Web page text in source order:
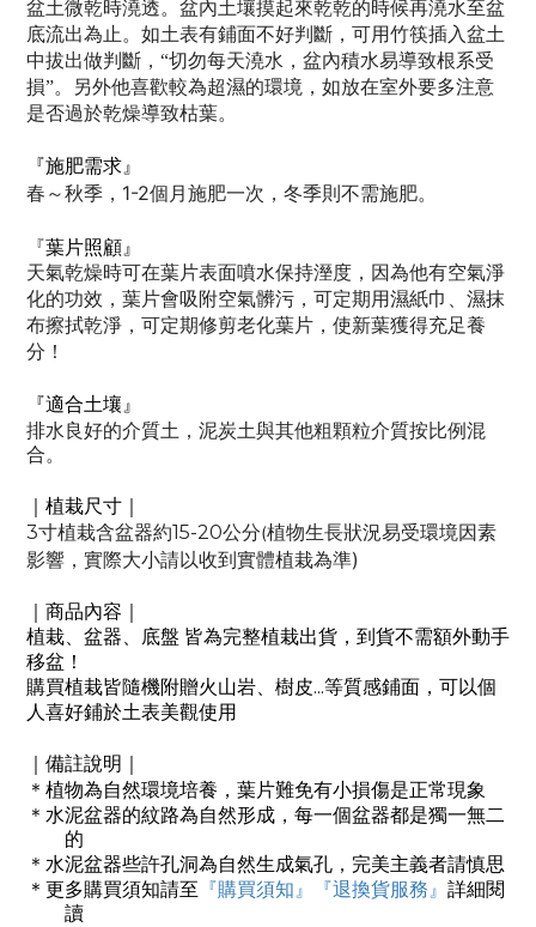
盆土微乾時澆透。盆內土壤摸起來乾乾的時候再澆水至盆
底流出為止。 如土表有鋪面不好判斷，可用竹筷插入盆土
中拔出做判斷，“切勿每天澆水，盆內積水易導致根系受
損”。
另外他喜歡較為超濕的環境，如放在室外要多注意
是否過於乾燥導致枯葉。
『施肥需求』
春～秋季，1-2個月施肥一次，冬季則不需施肥。
『葉片照顧』
天氣乾燥時可在葉片表面噴水保持溼度，因為他有空氣淨
化的功效，葉片會吸附空氣髒污，可定期用濕紙巾、濕抹
布擦拭乾淨，可定期修剪老化葉片，使新葉獲得充足養
分！
『適合土壤』
排水良好的介質土，泥炭土與其他粗顆粒介質按比例混
合。
｜植栽尺寸｜
3寸植栽含盆器約15-20公分(植物生長狀況易受環境因素
影響，實際大小請以收到實體植栽為準)
｜商品內容｜
植栽、盆器、底盤 皆為完整植栽出貨，到貨不需額外動手
移盆！
購買植栽皆隨機附贈火山岩、樹皮...等質感鋪面，可以個
人喜好鋪於土表美觀使用
｜備註說明｜
＊ 植物為自然環境培養，葉片難免有小損傷是正常現象
＊ 水泥盆器的紋路為自然形成，每一個盆器都是獨一無二
的
＊ 水泥盆器些許孔洞為自然生成氣孔，完美主義者請慎思
＊ 更多購買須知請至 『購買須知』 『退換貨服務』 詳細閱
讀